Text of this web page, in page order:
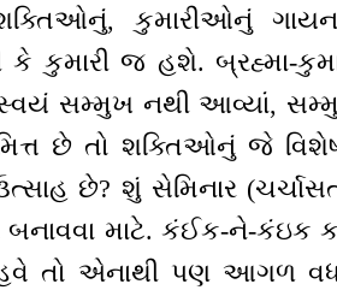
કુમારીઓનું
કુમારી જ હશે. બ્રહ્મા-
સ્વયં સમ્મુખ નથી આવ્યાં,
છે તો શક્તિઓનું જે
છે? શું સેમિનાર
માટે. કંઈક-ને-કંઇક
તો એનાથી પણ આગળ